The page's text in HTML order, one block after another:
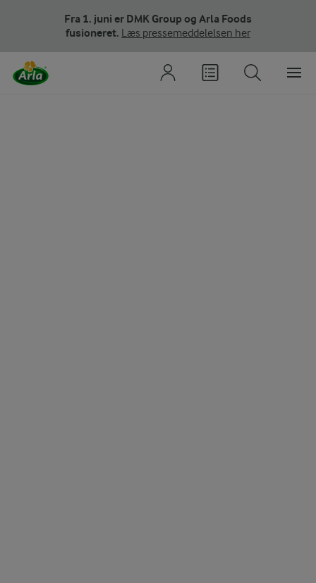
Fra 1. juni er DMK Group og Arla Foods
fusioneret. Læs pressemeddelelsen her